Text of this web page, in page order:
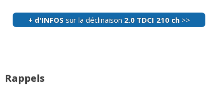
suite >>
-Peinture délicate.
+ d'INFOSsur la déclinaison 2.0 TDCI 210 ch>>
Rappels